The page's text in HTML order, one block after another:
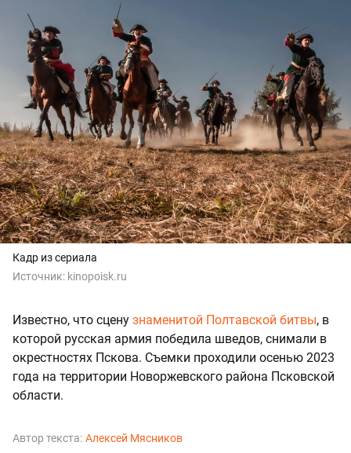
Кадр из сериала
Источник: kinopoisk.ru
Известно, что сцену знаменитой Полтавской битвы, в
которой русская армия победила шведов, снимали в
окрестностях Пскова. Съемки проходили осенью 2023
года на территории Новоржевского района Псковской
области.
Автор текста: Алексей Мясников